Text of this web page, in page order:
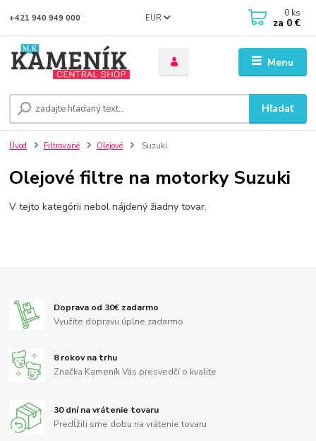
Menu
EUR
Hľadať
+421 940 949 000 0 ks
za 0 €
Úvod Filtrované Olejové Suzuki
Olejové filtre na motorky Suzuki
V tejto kategórii nebol nájdený žiadny tovar.
Doprava od 30€ zadarmo
Využite dopravu úplne zadarmo
8 rokov na trhu
Značka Kameník Vás presvedčí o kvalite
30 dní na vrátenie tovaru
Predĺžili sme dobu na vrátenie tovaru